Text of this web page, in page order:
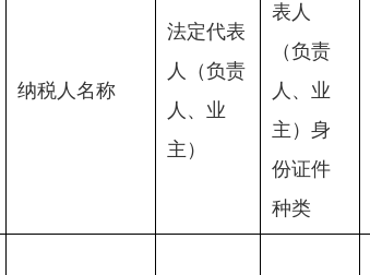
纳税人名称
法定代表
人（负责
人、业
主）
表人
（负责
人、业
主）身
份证件
种类